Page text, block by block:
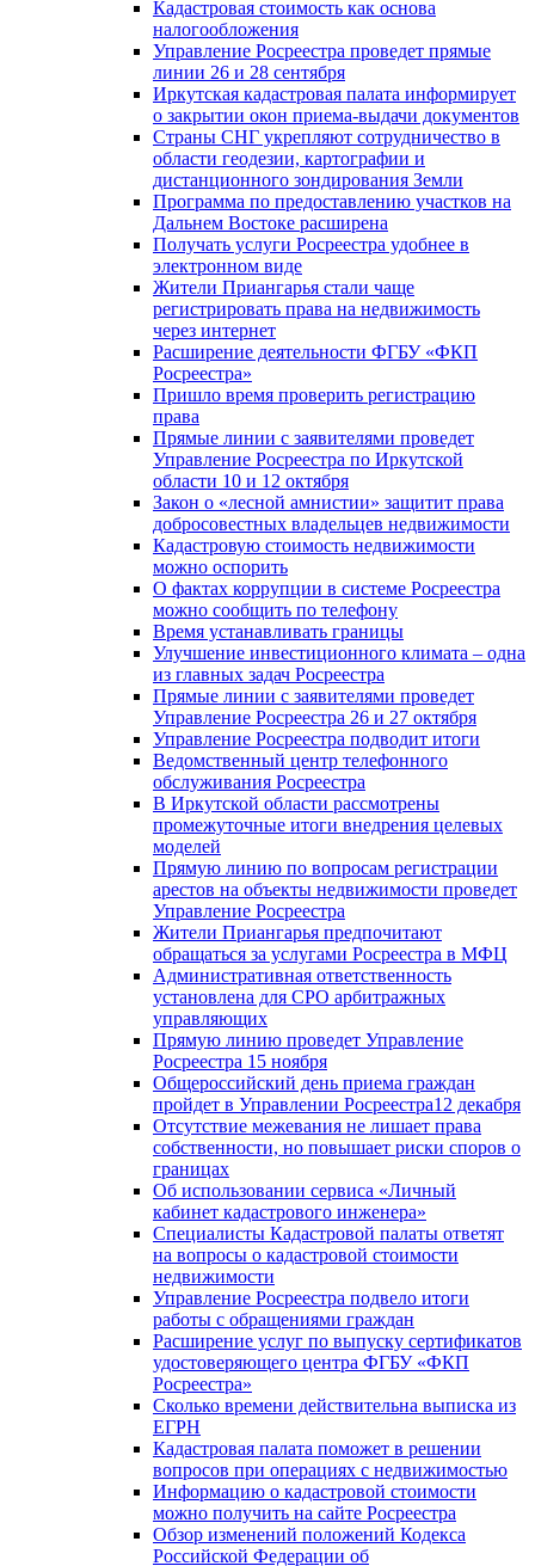
Кадастровая стоимость как основа
налогообложения
Управление Росреестра проведет прямые
линии 26 и 28 сентября
Иркутская кадастровая палата информирует
о закрытии окон приема-выдачи документов
Страны СНГ укрепляют сотрудничество в
области геодезии, картографии и
дистанционного зондирования Земли
Программа по предоставлению участков на
Дальнем Востоке расширена
Получать услуги Росреестра удобнее в
электронном виде
Жители Приангарья стали чаще
регистрировать права на недвижимость
через интернет
Расширение деятельности ФГБУ «ФКП
Росреестра»
Пришло время проверить регистрацию
права
Прямые линии с заявителями проведет
Управление Росреестра по Иркутской
области 10 и 12 октября
Закон о «лесной амнистии» защитит права
добросовестных владельцев недвижимости
Кадастровую стоимость недвижимости
можно оспорить
О фактах коррупции в системе Росреестра
можно сообщить по телефону
Время устанавливать границы
Улучшение инвестиционного климата – одна
из главных задач Росреестра
Прямые линии с заявителями проведет
Управление Росреестра 26 и 27 октября
Управление Росреестра подводит итоги
Ведомственный центр телефонного
обслуживания Росреестра
В Иркутской области рассмотрены
промежуточные итоги внедрения целевых
моделей
Прямую линию по вопросам регистрации
арестов на объекты недвижимости проведет
Управление Росреестра
Жители Приангарья предпочитают
обращаться за услугами Росреестра в МФЦ
Административная ответственность
установлена для СРО арбитражных
управляющих
Прямую линию проведет Управление
Росреестра 15 ноября
Общероссийский день приема граждан
пройдет в Управлении Росреестра12 декабря
Отсутствие межевания не лишает права
собственности, но повышает риски споров о
границах
Об использовании сервиса «Личный
кабинет кадастрового инженера»
Специалисты Кадастровой палаты ответят
на вопросы о кадастровой стоимости
недвижимости
Управление Росреестра подвело итоги
работы с обращениями граждан
Расширение услуг по выпуску сертификатов
удостоверяющего центра ФГБУ «ФКП
Росреестра»
Сколько времени действительна выписка из
ЕГРН
Кадастровая палата поможет в решении
вопросов при операциях с недвижимостью
Информацию о кадастровой стоимости
можно получить на сайте Росреестра
Обзор изменений положений Кодекса
Российской Федерации об